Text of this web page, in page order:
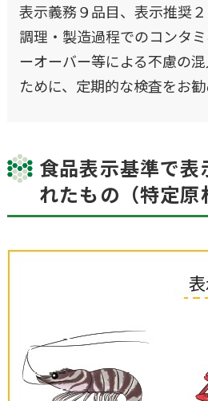
表示義務９品目、表示推奨２
調理・製造過程でのコンタ
ーオーバー等による不慮の
ために、定期的な検査をお勧
食品表示基準で表
れたもの（特定原